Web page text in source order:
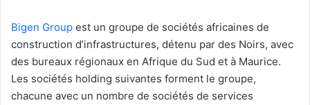
Bigen Group est un groupe de sociétés africaines de
construction d’infrastructures, détenu par des Noirs, avec
des bureaux régionaux en Afrique du Sud et à Maurice.
Les sociétés holding suivantes forment le groupe,
chacune avec un nombre de sociétés de services